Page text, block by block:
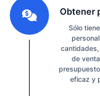
Obtener
Sólo
de
eficaz y